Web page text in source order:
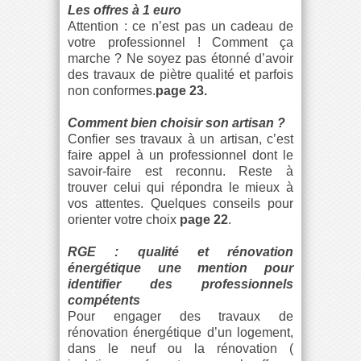
Les offres à 1 euro
Attention : ce n’est pas un cadeau de
votre professionnel ! Comment ça
marche ? Ne soyez pas étonné d’avoir
des travaux de piètre qualité et parfois
non conformes.page 23.
Comment bien choisir son artisan ?
Confier ses travaux à un artisan, c’est
faire appel à un professionnel dont le
savoir-faire est reconnu. Reste à
trouver celui qui répondra le mieux à
vos attentes. Quelques conseils pour
orienter votre choix page 22.
RGE : qualité et rénovation
énergétique une mention pour
identifier des professionnels
compétents
Pour engager des travaux de
rénovation énergétique d’un logement,
dans le neuf ou la rénovation (